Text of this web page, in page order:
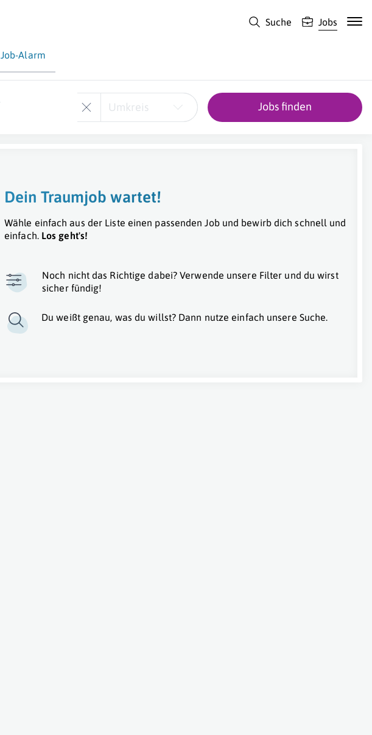
Suche Jobs
Job-Alarm
Umkreis Jobs finden
Dein Traumjob wartet!
Wähle einfach aus der Liste einen passenden Job und bewirb dich schnell und
einfach. Los geht's!
Noch nicht das Richtige dabei? Verwende unsere Filter und du wirst
sicher fündig!
Du weißt genau, was du willst? Dann nutze einfach unsere Suche.